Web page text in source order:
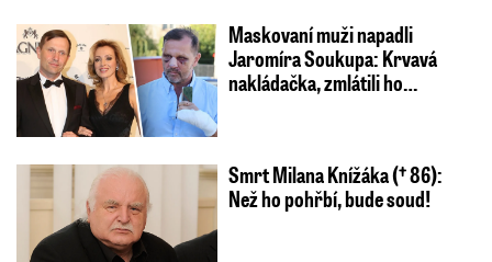
Maskovaní muži napadli
Jaromíra Soukupa: Krvavá
nakládačka, zmlátili ho…
Smrt Milana Knížáka († 86):
Než ho pohřbí, bude soud!